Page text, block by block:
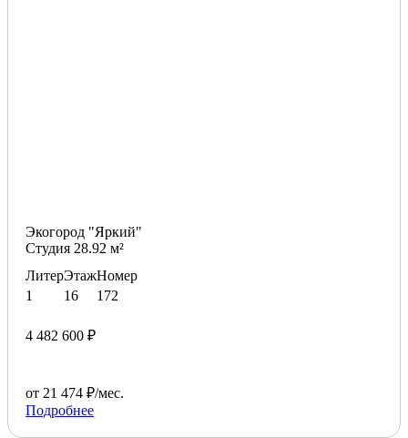
Экогород "Яркий"
Студия 28.92 м²
Литер
1
Этаж
16
Номер
172
4 482 600 ₽
от 21 474 ₽/мес.
Подробнее